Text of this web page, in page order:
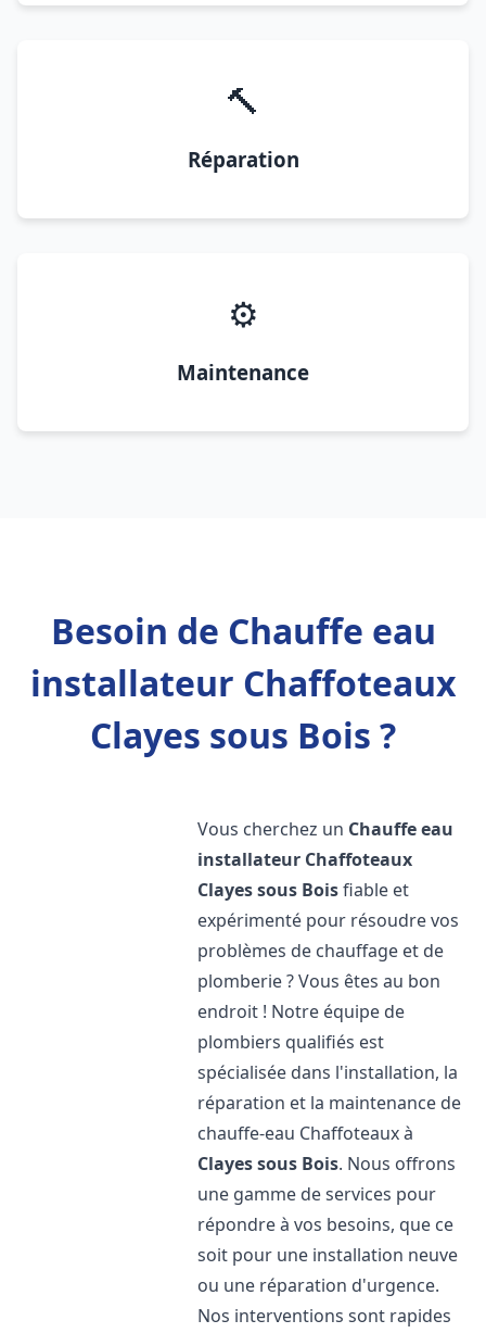
🔨
Réparation
⚙️
Maintenance
Besoin de Chauffe eau
installateur Chaffoteaux
Clayes sous Bois ?
Vous cherchez un Chauffe eau
installateur Chaffoteaux
Clayes sous Boisfiable et
expérimenté pour résoudre vos
problèmes de chauffage et de
plomberie ? Vous êtes au bon
endroit ! Notre équipe de
plombiers qualifiés est
spécialisée dans l'installation, la
réparation et la maintenance de
chauffe-eau Chaffoteaux à
Clayes sous Bois. Nous offrons
une gamme de services pour
répondre à vos besoins, que ce
soit pour une installation neuve
ou une réparation d'urgence.
Nos interventions sont rapides